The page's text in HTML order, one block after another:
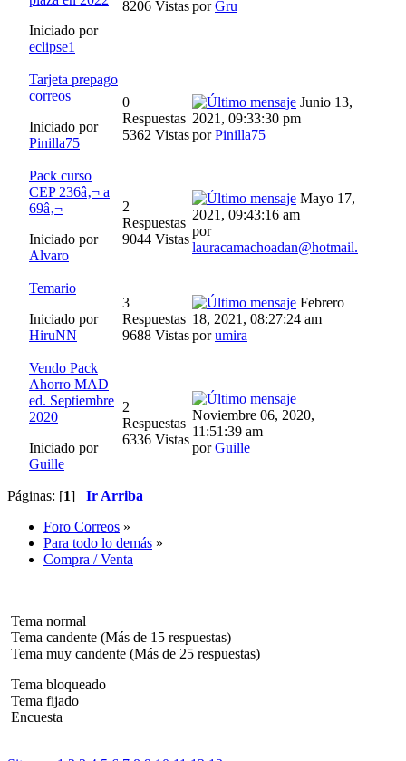
Iniciado por
eclipse1
8206 VistasporGru
Tarjeta prepago
correos
Iniciado por
Pinilla75
0
Respuestas
5362 Vistas
Junio 13,
2021, 09:33:30 pm
porPinilla75
Pack curso
CEP 236â‚¬ a
69â‚¬
Iniciado por
Alvaro
2
Respuestas
9044 Vistas
Mayo 17,
2021, 09:43:16 am
por
lauracamachoadan@hotmail.
Temario
Iniciado por
HiruNN
3
Respuestas
9688 Vistas
Febrero
18, 2021, 08:27:24 am
porumira
Vendo Pack
Ahorro MAD
ed. Septiembre
2020
Iniciado por
Guille
2
Respuestas
6336 Vistas
Noviembre 06, 2020,
11:51:39 am
porGuille
Páginas: [1] Ir Arriba
Foro Correos »
Para todo lo demás »
Compra / Venta
Tema normal
Tema candente (Más de 15 respuestas)
Tema muy candente (Más de 25 respuestas)
Tema bloqueado
Tema fijado
Encuesta